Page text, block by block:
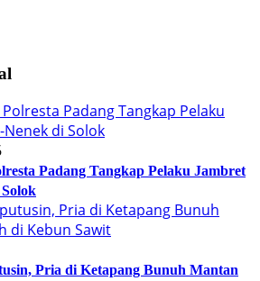
Padang Tangkap Pelaku Jambret
Pria di Ketapang Bunuh Mantan